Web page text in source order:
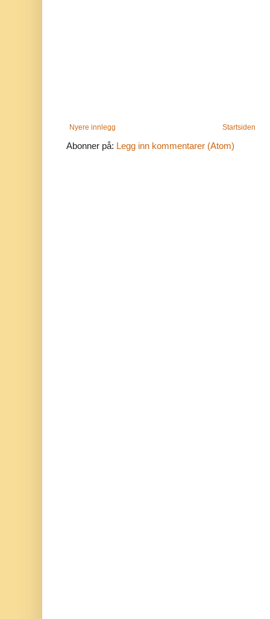
Nyere innlegg Startsiden
Abonner på: Legg inn kommentarer (Atom)